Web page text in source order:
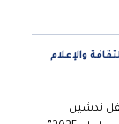
والإعلام
تدشين